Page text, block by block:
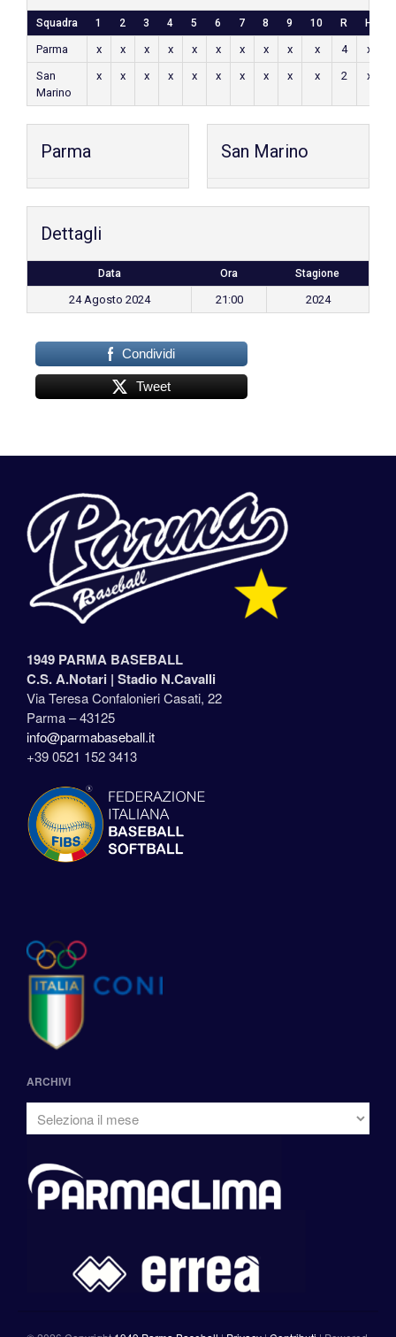
Squadra 1 2 3 4 5 6 7 8 9 10 R H
Parma x x x x x x x x x x 4 x
San
Marino
x x x x x x x x x x 2 x
Parma San Marino
Dettagli
Data Ora Stagione
24 Agosto 2024 21:00 2024
Condividi
Tweet
1949 PARMA BASEBALL
C.S. A.Notari | Stadio N.Cavalli
Via Teresa Confalonieri Casati, 22
Parma – 43125
info@parmabaseball.it
+39 0521 152 3413
ARCHIVI